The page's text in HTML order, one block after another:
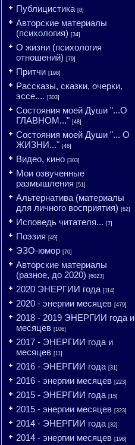
Публицистика [8]
Авторские материалы
(психология) [34]
О жизни (психология
отношений) [79]
Притчи [198]
Рассказы, сказки, очерки,
эссе.... [303]
Состояния моей Души "...О
ГЛАВНОМ..." [48]
Состояния моей Души "... О
ЖИЗНИ..." [46]
Видео, кино [303]
Мои озвученные
размышления [51]
Альтернатива (материалы
для личного восприятия) [62]
Исповедь читателя... [7]
Поэзия [49]
ЭЗО-юмор [70]
Авторские материалы
(разное, до 2020) [6023]
2020 ЭНЕРГИИ года [114]
2020 - энергии месяцев [479]
2018 - 2019 ЭНЕРГИИ года и
месяцев [106]
2017 - ЭНЕРГИИ года и
месяцев [11]
2016 - ЭНЕРГИИ года [31]
2016 - энергии месяцев [223]
2015 - ЭНЕРГИИ года [15]
2015 - энергии месяцев [323]
2014 - ЭНЕРГИИ года [32]
2014 - энергии месяцев [198]